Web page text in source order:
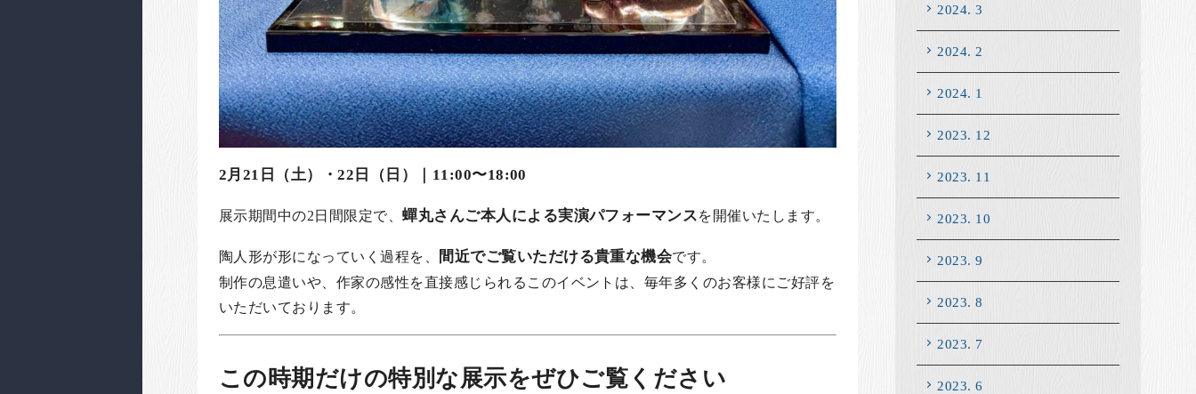
2月21日（土）・22日（日）｜11:00〜18:00
展示期間中の2日間限定で、蟬丸さんご本人による実演パフォーマンスを開催いたします。
陶人形が形になっていく過程を、 間近でご覧いただける貴重な機会です。
制作の息遣いや、作家の感性を直接感じられるこのイベントは、毎年多くのお客様にご好評を
いただいております。
この時期だけの特別な展示をぜひご覧ください
2024. 3
2024. 2
2024. 1
2023. 12
2023. 11
2023. 10
2023. 9
2023. 8
2023. 7
2023. 6